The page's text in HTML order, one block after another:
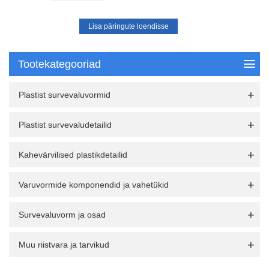
Tootekategooriad
Plastist survevaluvormid
Plastist survevaludetailid
Kahevärvilised plastikdetailid
Varuvormide komponendid ja vahetükid
Survevaluvorm ja osad
Muu riistvara ja tarvikud